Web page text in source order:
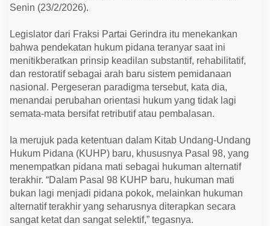
S
u
b
s
t
a
n
t
i
f
Senin (23/2/2026).
Legislator dari Fraksi Partai Gerindra itu menekankan
bahwa pendekatan hukum pidana teranyar saat ini
menitikberatkan prinsip keadilan substantif, rehabilitatif,
dan restoratif sebagai arah baru sistem pemidanaan
nasional. Pergeseran paradigma tersebut, kata dia,
menandai perubahan orientasi hukum yang tidak lagi
semata-mata bersifat retributif atau pembalasan.
Ia merujuk pada ketentuan dalam Kitab Undang-Undang
Hukum Pidana (KUHP) baru, khususnya Pasal 98, yang
menempatkan pidana mati sebagai hukuman alternatif
terakhir. “Dalam Pasal 98 KUHP baru, hukuman mati
bukan lagi menjadi pidana pokok, melainkan hukuman
alternatif terakhir yang seharusnya diterapkan secara
sangat ketat dan sangat selektif,” tegasnya.